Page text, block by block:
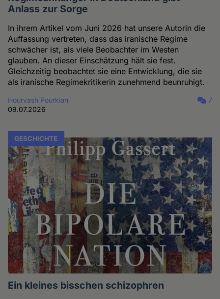
Anlass zur Sorge
In ihrem Artikel vom Juni 2026 hat unsere Autorin die
Auffassung vertreten, dass das iranische Regime
schwächer ist, als viele Beobachter im Westen
glauben. An dieser Einschätzung hält sie fest.
Gleichzeitig beobachtet sie eine Entwicklung, die sie
als iranische Regimekritikerin zunehmend beunruhigt.
Hourvash Pourkian
09.07.2026
7
GESCHICHTE
Ein kleines bisschen schizophren